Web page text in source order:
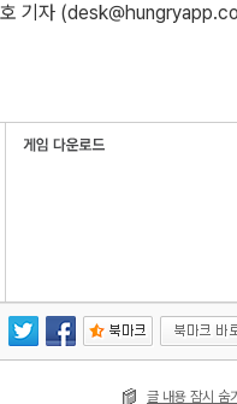
기자 (
글 내용 잠시 숨